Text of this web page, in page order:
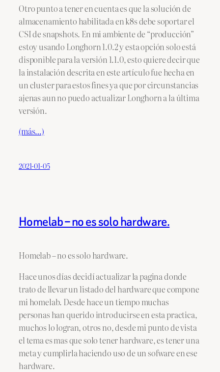
Otro punto a tener en cuenta es que la solución de
almacenamiento habilitada en k8s debe soportar el
CSI de snapshots. En mi ambiente de “producción”
estoy usando Longhorn 1.0.2 y esta opción solo está
disponible para la versión 1.1.0, esto quiere decir que
la instalación descrita en este artículo fue hecha en
un cluster para estos fines ya que por circunstancias
ajenas aun no puedo actualizar Longhorn a la última
versión.
(más…)
2021-01-05
Homelab – no es solo hardware.
Homelab – no es solo hardware.
Hace unos días decidí actualizar la pagina donde
trato de llevar un listado del hardware que compone
mi homelab. Desde hace un tiempo muchas
personas han querido introducirse en esta practica,
muchos lo logran, otros no, desde mi punto de vista
el tema es mas que solo tener hardware, es tener una
meta y cumplirla haciendo uso de un sofware en ese
hardware.